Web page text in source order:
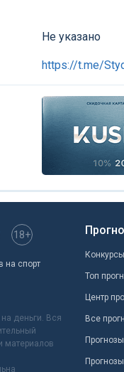
Не указано
https://t.me/
18+
на спорт
деньги. Вся
материалов
Топ
Центр
Все